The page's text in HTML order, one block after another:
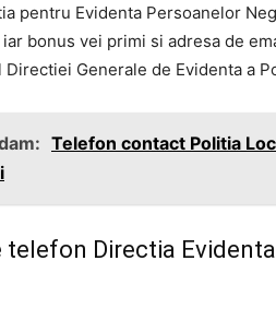
pentru Evidenta Persoanelor
bonus vei primi si adresa de
Generale de Evidenta a
Telefon contact Politia
telefon Directia